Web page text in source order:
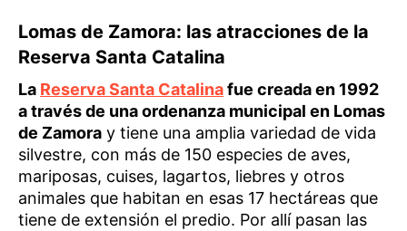
Lomas de Zamora: las atracciones de la
Reserva Santa Catalina
La Reserva Santa Catalinafue creada en 1992
a través de una ordenanza municipal en Lomas
de Zamora y tiene una amplia variedad de vida
silvestre, con más de 150 especies de aves,
mariposas, cuises, lagartos, liebres y otros
animales que habitan en esas 17 hectáreas que
tiene de extensión el predio. Por allí pasan las